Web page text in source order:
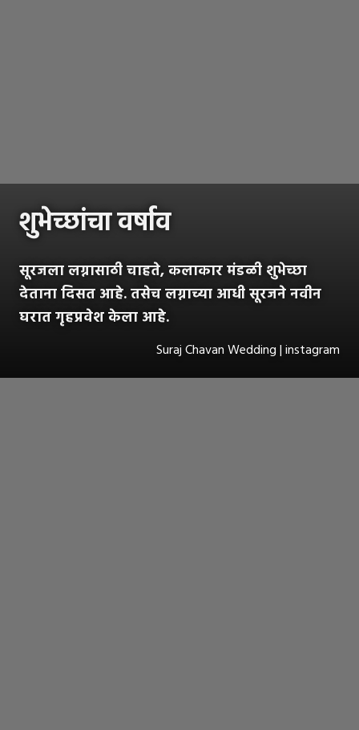
शुभेच्छांचा वर्षाव
सूरजला लग्नासाठी चाहते, कलाकार मंडळी शुभेच्छा
देताना दिसत आहे. तसेच लग्नाच्या आधी सूरजने नवीन
घरात गृहप्रवेश केला आहे.
Suraj Chavan Wedding | instagram